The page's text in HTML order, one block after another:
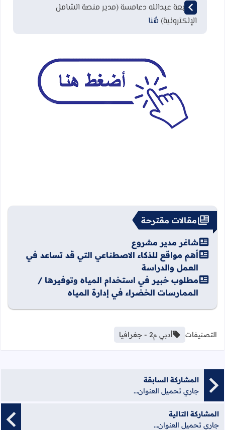
لمتابعة عبدالله دعامسة (مدير منصة الشامل
الإلكترونية) هُنا
مقالات مقترحة
شاغر مدير مشروع
أهم مواقع للذكاء الاصطناعي التي قد تساعد في
العمل والدراسة
مطلوب خبير في استخدام المياه وتوفيرها /
الممارسات الخضراء في إدارة المياه
التصنيفات أدبي م2 - جغرافيا
المشاركة السابقة
جاري تحميل العنوان...
المشاركة التالية
جاري تحميل العنوان...